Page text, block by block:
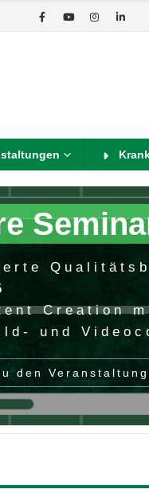
Creation
und
den